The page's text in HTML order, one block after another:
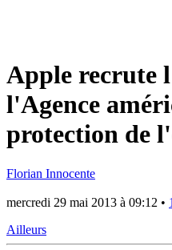
Apple recrute
l'Agence
protection de
Florian Innocente
mercredi 29 mai 2013 à 09:12 •
Ailleurs